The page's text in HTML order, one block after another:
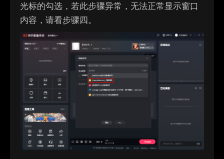
光标的勾选，若此步骤异常，无法正常显示窗口
内容，请看步骤四。